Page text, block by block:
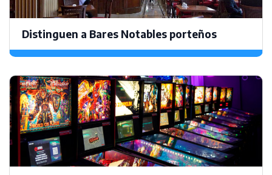
Distinguen a Bares Notables porteños